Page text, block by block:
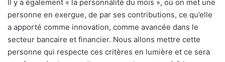
Il y a également « la personnalité du mois », où on met une
personne en exergue, de par ses contributions, ce qu’elle
a apporté comme innovation, comme avancée dans le
secteur bancaire et financier. Nous allons mettre cette
personne qui respecte ces critères en lumière et ce sera